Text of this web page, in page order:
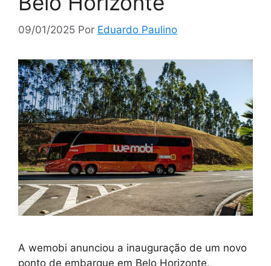
09/01/2025 Por Eduardo Paulino
A wemobi anunciou a inauguração de um novo
ponto de embarque em Belo Horizonte,